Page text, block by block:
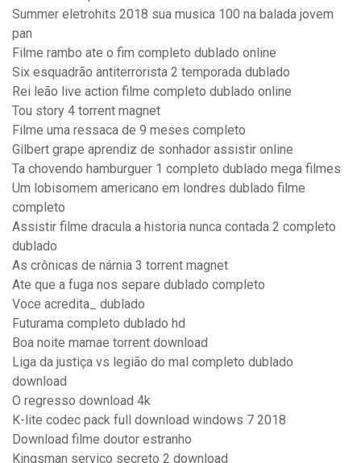
Summer eletrohits 2018 sua musica 100 na balada jovem
pan
Filme rambo ate o fim completo dublado online
Six esquadrão antiterrorista 2 temporada dublado
Rei leão live action filme completo dublado online
Tou story 4 torrent magnet
Filme uma ressaca de 9 meses completo
Gilbert grape aprendiz de sonhador assistir online
Ta chovendo hamburguer 1 completo dublado mega filmes
Um lobisomem americano em londres dublado filme
completo
Assistir filme dracula a historia nunca contada 2 completo
dublado
As crônicas de nárnia 3 torrent magnet
Ate que a fuga nos separe dublado completo
Voce acredita_ dublado
Futurama completo dublado hd
Boa noite mamae torrent download
Liga da justiça vs legião do mal completo dublado
download
O regresso download 4k
K-lite codec pack full download windows 7 2018
Download filme doutor estranho
Kingsman serviço secreto 2 download